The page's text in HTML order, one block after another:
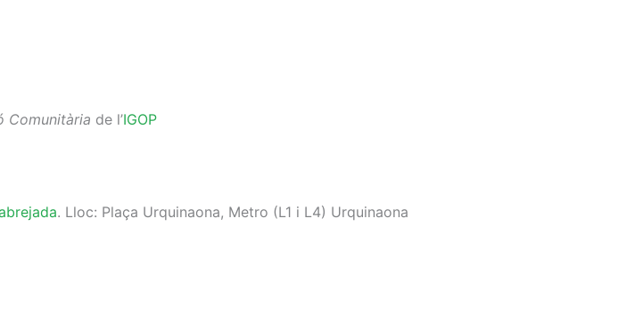
Comunitària de l’IGOP
. Lloc: Plaça Urquinaona, Metro (L1 i L4) Urquinaona